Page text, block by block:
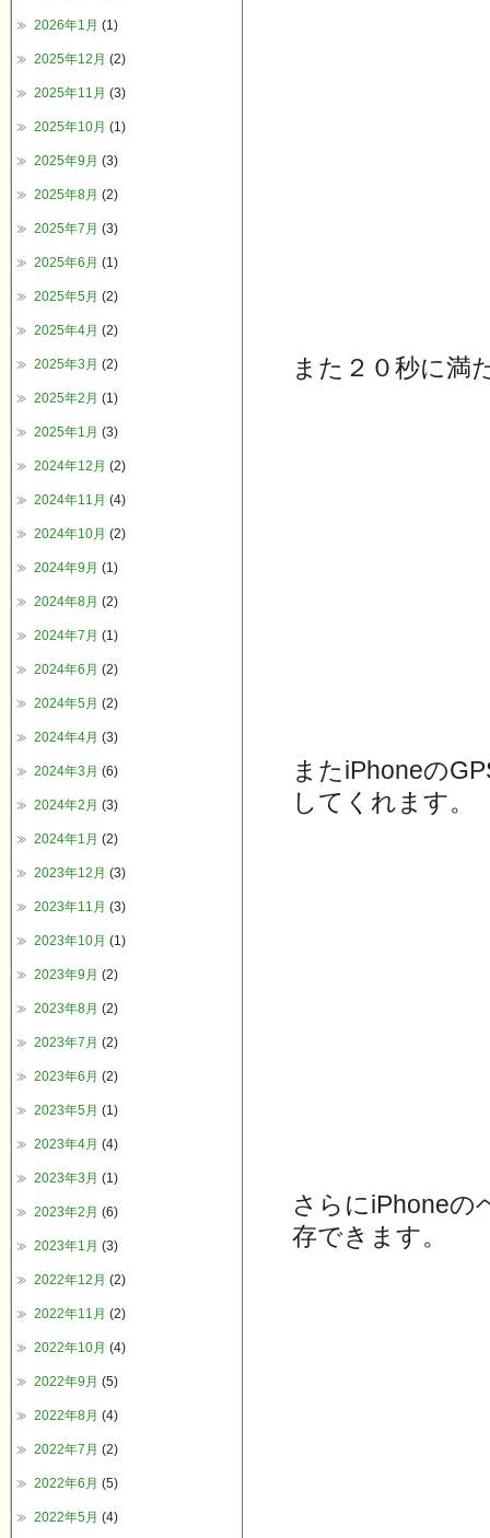
また２０秒に満
またiPhoneの
してくれます。
さらにiPhoneの
存できます。
2026年1月 (1)
2025年12月 (2)
2025年11月 (3)
2025年10月 (1)
2025年9月 (3)
2025年8月 (2)
2025年7月 (3)
2025年6月 (1)
2025年5月 (2)
2025年4月 (2)
2025年3月 (2)
2025年2月 (1)
2025年1月 (3)
2024年12月 (2)
2024年11月 (4)
2024年10月 (2)
2024年9月 (1)
2024年8月 (2)
2024年7月 (1)
2024年6月 (2)
2024年5月 (2)
2024年4月 (3)
2024年3月 (6)
2024年2月 (3)
2024年1月 (2)
2023年12月 (3)
2023年11月 (3)
2023年10月 (1)
2023年9月 (2)
2023年8月 (2)
2023年7月 (2)
2023年6月 (2)
2023年5月 (1)
2023年4月 (4)
2023年3月 (1)
2023年2月 (6)
2023年1月 (3)
2022年12月 (2)
2022年11月 (2)
2022年10月 (4)
2022年9月 (5)
2022年8月 (4)
2022年7月 (2)
2022年6月 (5)
2022年5月 (4)